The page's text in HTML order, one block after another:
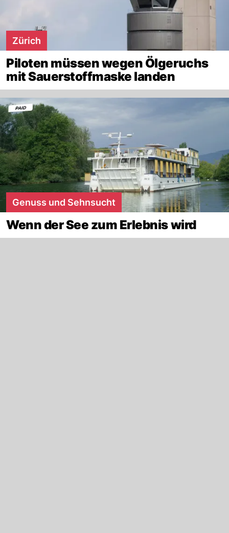
Zürich
Piloten müssen wegen Ölgeruchs
mit Sauerstoffmaske landen
Genuss und Sehnsucht
Wenn der See zum Erlebnis wird